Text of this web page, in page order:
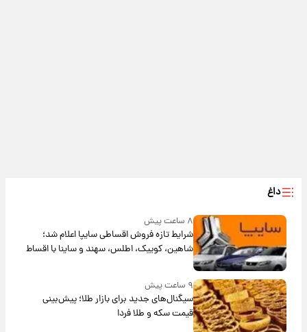
داغ
۸ ساعت پیش
شرایط تازه فروش اقساطی سایپا اعلام شد؛
شاهین، کوییک، اطلس، سهند و ساینا با اقساط
بلندمدت + جدول
۹ ساعت پیش
سیگنال‌های جدید برای بازار طلا؛ پیش‌بینی
قیمت سکه و طلا فردا